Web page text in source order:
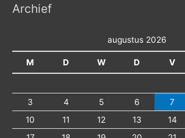
Archief
augustus 2026
M D W D V
3
4 5 6 7
10
11 12 13 14